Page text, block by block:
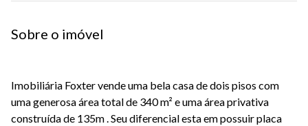
Sobre o imóvel
Imobiliária Foxter vende uma bela casa de dois pisos com
uma generosa área total de 340 m² e uma área privativa
construída de 135m . Seu diferencial esta em possuir placa